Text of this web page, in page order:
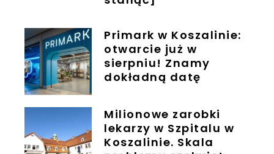
Primark w Koszalinie:
otwarcie już w
sierpniu! Znamy
dokładną datę
Milionowe zarobki
lekarzy w Szpitalu w
Koszalinie. Skala